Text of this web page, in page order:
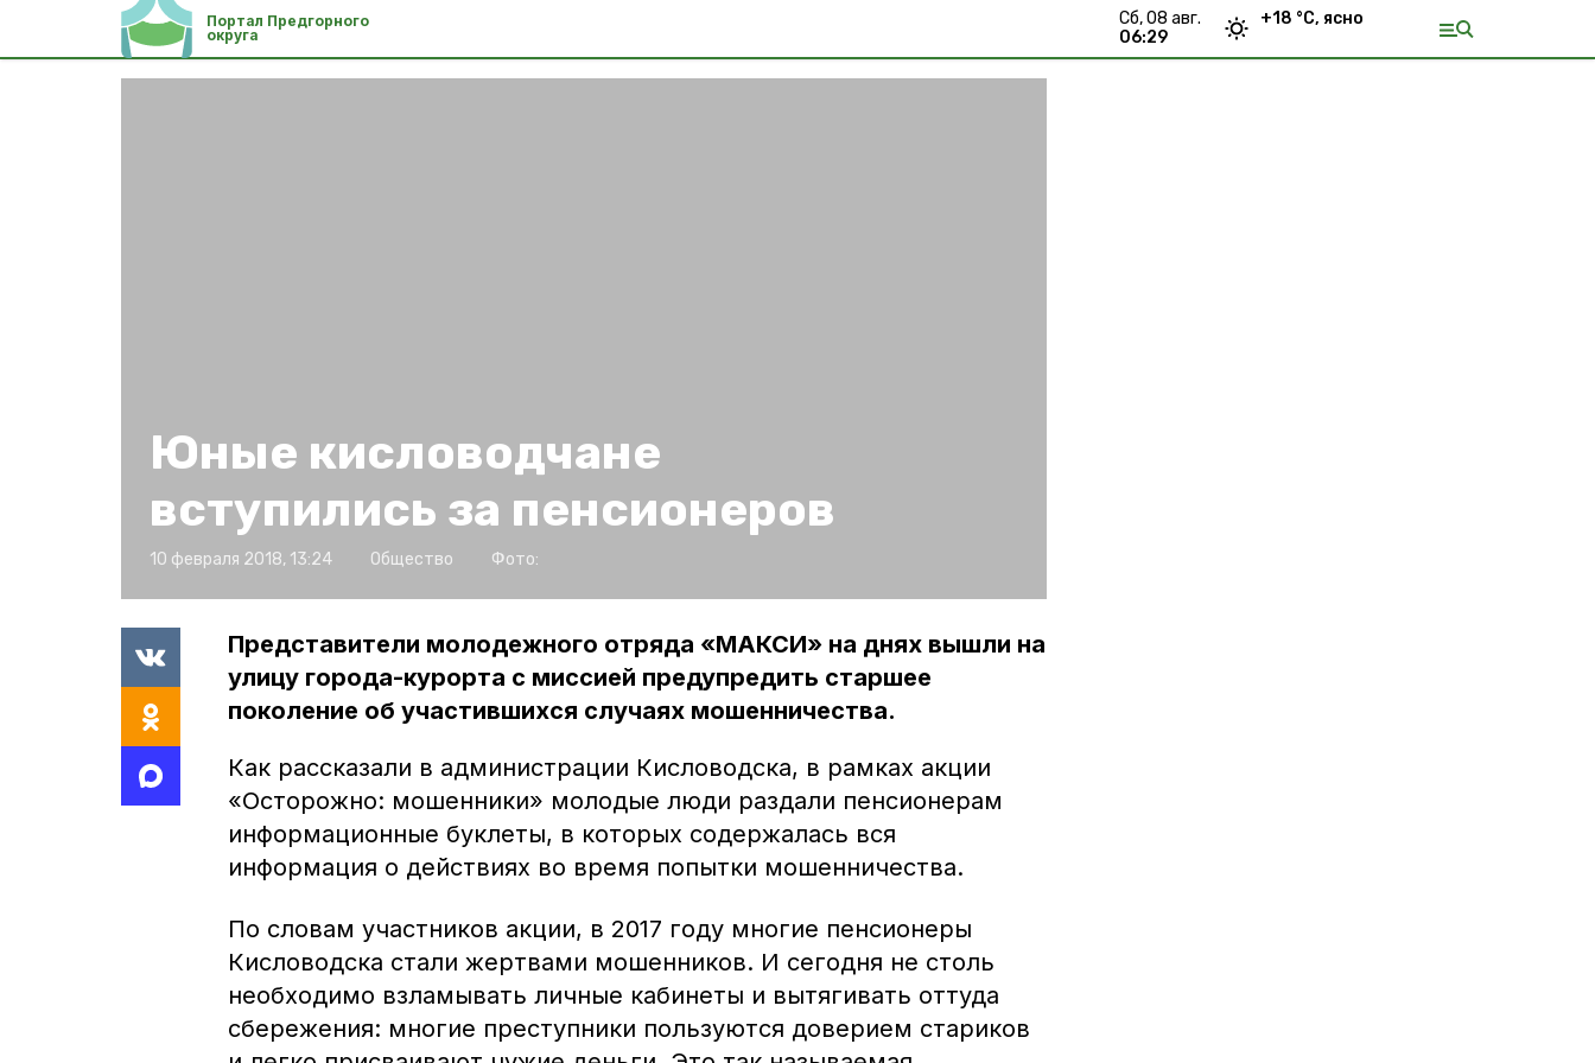
Портал Предгорного
округа
сб, 08 авг.
06:29
+18 °С, ясно
Юные кисловодчане
вступились за пенсионеров
10 февраля 2018, 13:24 Общество Фото:
Представители молодежного отряда «МАКСИ» на днях вышли на
улицу города-курорта с миссией предупредить старшее
поколение об участившихся случаях мошенничества.
Как рассказали в администрации Кисловодска, в рамках акции
«Осторожно: мошенники» молодые люди раздали пенсионерам
информационные буклеты, в которых содержалась вся
информация о действиях во время попытки мошенничества.
По словам участников акции, в 2017 году многие пенсионеры
Кисловодска стали жертвами мошенников. И сегодня не столь
необходимо взламывать личные кабинеты и вытягивать оттуда
сбережения: многие преступники пользуются доверием стариков